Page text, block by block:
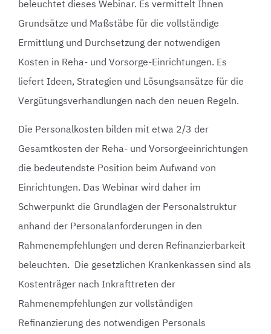
beleuchtet dieses Webinar. Es vermittelt Ihnen
Grundsätze und Maßstäbe für die vollständige
Ermittlung und Durchsetzung der notwendigen
Kosten in Reha- und Vorsorge-Einrichtungen. Es
liefert Ideen, Strategien und Lösungsansätze für die
Vergütungsverhandlungen nach den neuen Regeln.
Die Personalkosten bilden mit etwa 2/3 der
Gesamtkosten der Reha- und Vorsorgeeinrichtungen
die bedeutendste Position beim Aufwand von
Einrichtungen. Das Webinar wird daher im
Schwerpunkt die Grundlagen der Personalstruktur
anhand der Personalanforderungen in den
Rahmenempfehlungen und deren Refinanzierbarkeit
beleuchten. Die gesetzlichen Krankenkassen sind als
Kostenträger nach Inkrafttreten der
Rahmenempfehlungen zur vollständigen
Refinanzierung des notwendigen Personals